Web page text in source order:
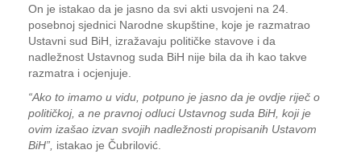
On je istakao da je jasno da svi akti usvojeni na 24.
posebnoj sjednici Narodne skupštine, koje je razmatrao
Ustavni sud BiH, izražavaju političke stavove i da
nadležnost Ustavnog suda BiH nije bila da ih kao takve
razmatra i ocjenjuje.
“Ako to imamo u vidu, potpuno je jasno da je ovdje riječ o
političkoj, a ne pravnoj odluci Ustavnog suda BiH, koji je
ovim izašao izvan svojih nadležnosti propisanih Ustavom
BiH”, istakao je Čubrilović.